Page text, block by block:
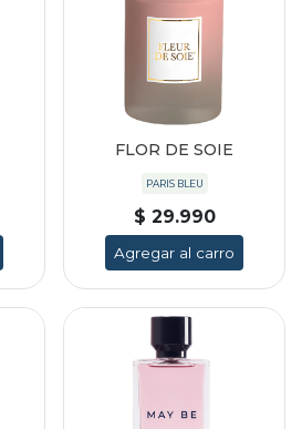
FLOR DE SOIE
PARIS BLEU
$ 29.990
Agregar al carro